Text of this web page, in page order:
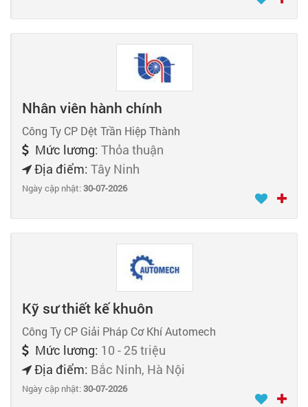
Nhân viên hành chính
Công Ty CP Dệt Trần Hiệp Thành
Mức lương: Thỏa thuận
Địa điểm: Tây Ninh
Ngày cập nhật:30-07-2026
Kỹ sư thiết kế khuôn
Công Ty CP Giải Pháp Cơ Khí Automech
Mức lương: 10 - 25 triệu
Địa điểm: Bắc Ninh, Hà Nội
Ngày cập nhật:30-07-2026